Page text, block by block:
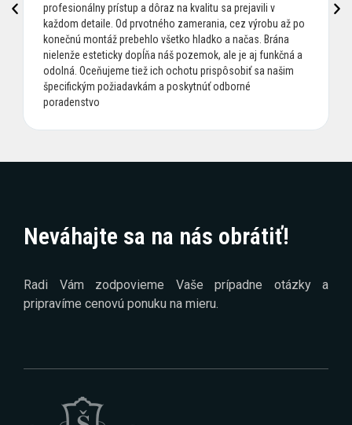
profesionálny prístup a dôraz na kvalitu sa prejavili v
každom detaile. Od prvotného zamerania, cez výrobu až po
konečnú montáž prebehlo všetko hladko a načas. Brána
nielenže esteticky dopĺňa náš pozemok, ale je aj funkčná a
odolná. Oceňujeme tiež ich ochotu prispôsobiť sa našim
špecifickým požiadavkám a poskytnúť odborné
poradenstvo
Neváhajte sa na nás obrátiť!
Radi Vám zodpovieme Vaše prípadne otázky a
pripravíme cenovú ponuku na mieru.